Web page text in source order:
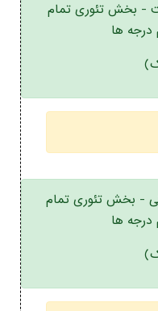
- بخش تئوری تمام
درجه ها
- بخش تئوری تمام
درجه ها